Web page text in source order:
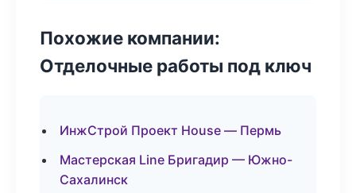
Похожие компании:
Отделочные работы под ключ
ИнжСтрой Проект House — Пермь
Мастерская Line Бригадир — Южно-
Сахалинск